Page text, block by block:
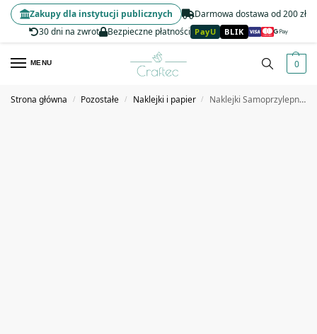
Darmowa dostawa od 200 zł
30 dni na zwrot
Bezpieczne płatności PayU BLIK
Zakupy dla instytucji publicznych
MENU 0
Strona główna / Pozostałe / Naklejki i papier / Naklejki Samoprzylepne Uśmiechnięte Buźki na Rolce 500 szt.